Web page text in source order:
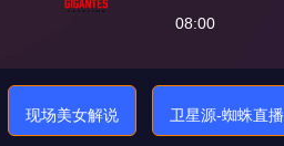
08:00
现场美女解说 卫星源-蜘蛛直播